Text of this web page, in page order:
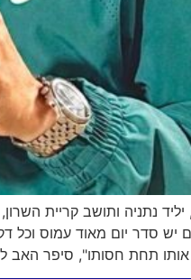
גליק, בן 18 וחצי, יליד נתניה
יש סדר יום מאוד עמוס
תחת חסותו", סיפר האב